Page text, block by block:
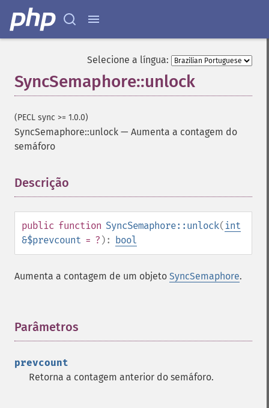
Selecione a língua:
SyncSemaphore::unlock
(PECL sync >= 1.0.0)
SyncSemaphore::unlock — Aumenta a contagem do
semáforo
Descrição
public function SyncSemaphore::unlock( int
&$prevcount = ? ): bool
Aumenta a contagem de um objeto SyncSemaphore.
Parâmetros
prevcount
Retorna a contagem anterior do semáforo.